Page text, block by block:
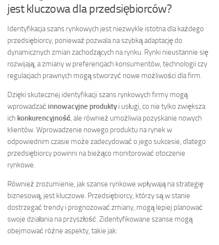
jest kluczowa dla przedsiębiorców?
Identyfikacja szans rynkowych jest niezwykle istotna dla każdego
przedsiębiorcy, ponieważ pozwala na szybką adaptację do
dynamicznych zmian zachodzących na rynku. Rynki nieustannie się
rozwijają, a zmiany w preferencjach konsumentów, technologii czy
regulacjach prawnych mogą stworzyć nowe możliwości dla firm.
Dzięki skutecznej identyfikacji szans rynkowych firmy mogą
wprowadzać innowacyjne produkty i usługi, co nie tylko zwiększa
ich konkurencyjność, ale również umożliwia pozyskanie nowych
klientów. Wprowadzenie nowego produktu na rynek w
odpowiednim czasie może zadecydować o jego sukcesie, dlatego
przedsiębiorcy powinni na bieżąco monitorować otoczenie
rynkowe.
Również zrozumienie, jak szanse rynkowe wpływają na strategię
biznesową, jest kluczowe. Przedsiębiorcy, którzy są w stanie
dostrzegać trendy i prognozować zmiany, mogą lepiej planować
swoje działania na przyszłość. Zidentyfikowane szanse mogą
obejmować różne aspekty, takie jak: